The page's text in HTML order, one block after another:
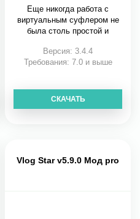
Еще никогда работа с
виртуальным суфлером не
была столь простой и
Версия: 3.4.4
Требования: 7.0 и выше
СКАЧАТЬ
Vlog Star v5.9.0 Мод pro